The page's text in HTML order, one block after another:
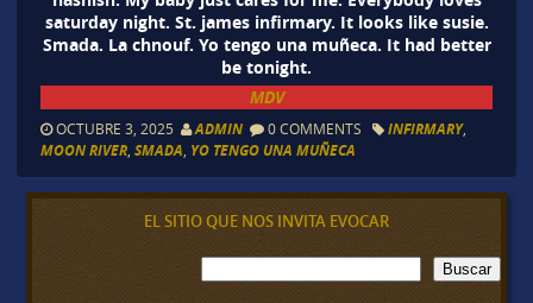
saturday night. St. james infirmary. It looks like susie.
Smada. La chnouf. Yo tengo una muñeca. It had better
be tonight.
MDV
OCTUBRE 3, 2025 ADMIN 0 COMMENTS INFIRMARY,
MOON RIVER, SMADA YO TENGO UNA MUÑECA
EL SITIO QUE NOS INVITA EVOCAR
B
u
Buscar